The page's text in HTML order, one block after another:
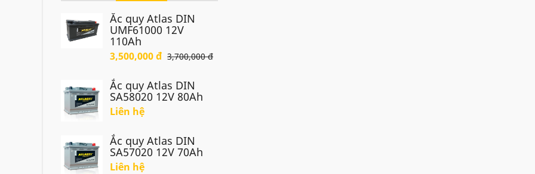
Ắc quy Atlas DIN
UMF61000 12V
110Ah
3,500,000 đ 3,700,000 đ
Ắc quy Atlas DIN
SA58020 12V 80Ah
Liên hệ
Ắc quy Atlas DIN
SA57020 12V 70Ah
Liên hệ